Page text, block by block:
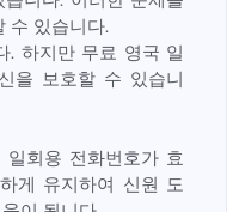
수 있습니다.
. 하지만 무료 영국 일
을 보호할 수 있습니
회용 전화번호가 효
게 유지하여 신원 도